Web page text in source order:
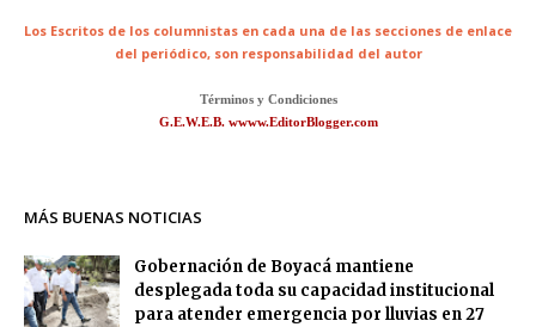
Los Escritos de los columnistas en cada una de las secciones de enlace
del periódico, son responsabilidad del autor
Términos y Condiciones
G.E.W.E.B. wwww.EditorBlogger.com
MÁS BUENAS NOTICIAS
Gobernación de Boyacá mantiene
desplegada toda su capacidad institucional
para atender emergencia por lluvias en 27